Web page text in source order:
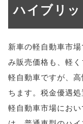
ハイブリ
新車の軽自動車市
み販売価格も、軽
軽自動車ですが、
ちます。税金優遇
軽自動車市場にお